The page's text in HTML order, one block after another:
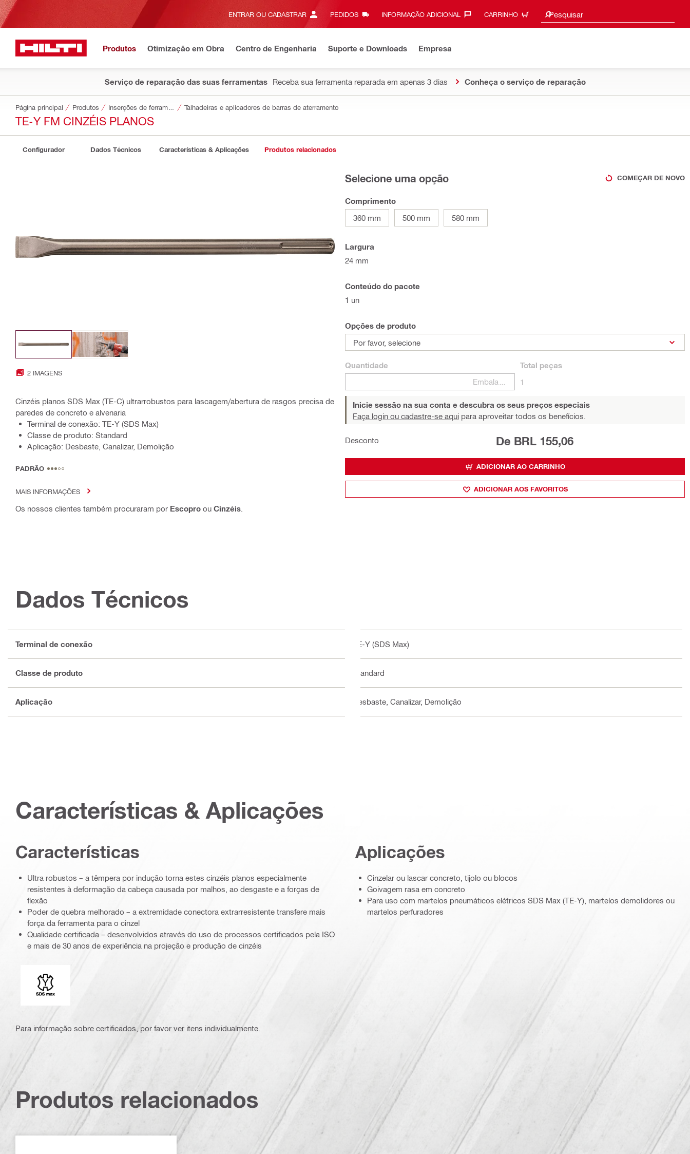
ENTRAR OU CADASTRAR PEDIDOS INFORMAÇÃO ADICIONAL‎ CARRINHO Pesquisar
Sugestões de pesquisa
Produtos Otimização em Obra Centro de Engenharia Suporte e Downloads Empresa
Serviço de reparação das suas ferramentas Receba sua ferramenta reparada em apenas 3 dias Conheça o serviço de reparação
Página principal Produtos Talhadeiras e aplicadores de barras de aterramento
TE-Y FM CINZÉIS PLANOS
Configurador Dados Técnicos Características & Aplicações Produtos relacionados
2 IMAGENS
Cinzéis planos SDS Max (TE-C) ultrarrobustos para lascagem/abertura de rasgos precisa de
paredes de concreto e alvenaria
Terminal de conexão: TE-Y (SDS Max)
Classe de produto: Standard
Aplicação: Desbaste, Canalizar, Demolição
PADRÃO
MAIS INFORMAÇÕES
Os nossos clientes também procuraram por Escopro ou Cinzéis
Selecione uma opção COMEÇAR DE NOVO
Comprimento
360 mm
500 mm 580 mm
Largura
24 mm
Conteúdo do pacote
1 un
Opções de produto
Por favor, selecione
Quantidade
Total peças
1
Inicie sessão na sua conta e descubra os seus preços especiais
Faça login ou cadastre-se aqui para aproveitar todos os benefícios.
Desconto De BRL 155,06
ADICIONAR AO CARRINHO
ADICIONAR AOS FAVORITOS
Dados Técnicos
Terminal de conexão TE-Y (SDS Max)
Classe de produto Standard
Aplicação Desbaste, Canalizar, Demolição
Características & Aplicações
Características
Ultra robustos – a têmpera por indução torna estes cinzéis planos especialmente
resistentes à deformação da cabeça causada por malhos, ao desgaste e a forças de
flexão
Poder de quebra melhorado – a extremidade conectora extrarresistente transfere mais
força da ferramenta para o cinzel
Qualidade certificada – desenvolvidos através do uso de processos certificados pela ISO
e mais de 30 anos de experiência na projeção e produção de cinzéis
Terminal de conexão
Aplicações
Cinzelar ou lascar concreto, tijolo ou blocos
Goivagem rasa em concreto
Para uso com martelos pneumáticos elétricos SDS Max (TE-Y), martelos demolidores ou
martelos perfuradores
Para informação sobre certificados, por favor ver itens individualmente.
Produtos relacionados